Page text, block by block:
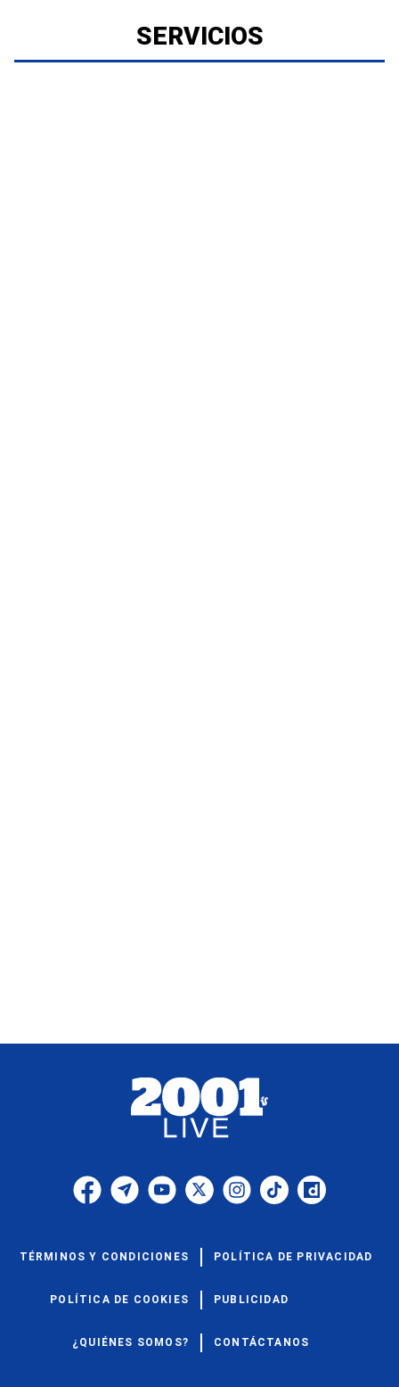
SERVICIOS
TÉRMINOS Y CONDICIONES POLÍTICA DE PRIVACIDAD
POLÍTICA DE COOKIES PUBLICIDAD
¿QUIÉNES SOMOS? CONTÁCTANOS